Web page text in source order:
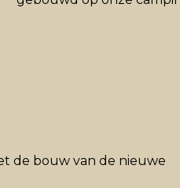
de bouw van de nieuwe